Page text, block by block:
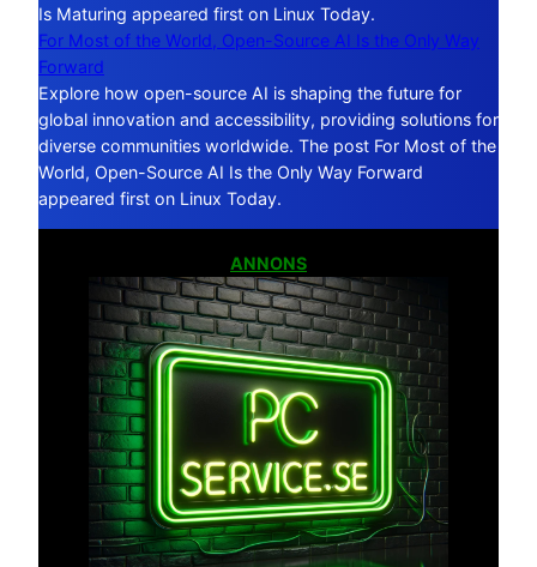
Is Maturing appeared first on Linux Today.
For Most of the World, Open-Source AI Is the Only Way
Forward
Explore how open-source AI is shaping the future for
global innovation and accessibility, providing solutions for
diverse communities worldwide. The post For Most of the
World, Open-Source AI Is the Only Way Forward
appeared first on Linux Today.
ANNONS